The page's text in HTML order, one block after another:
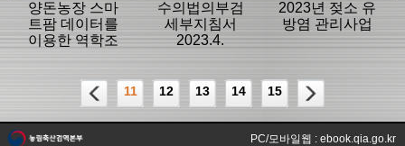
양돈농장 스마
트팜 데이터를
이용한 역학조
수의법의부검
세부지침서
2023.4.
2023년 젖소 유
방염 관리사업
11 12 13 14 15
PC/모바일웹 : ebook.qia.go.kr